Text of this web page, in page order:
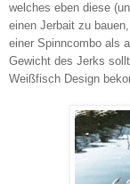
welches eben diese
einen Jerbait zu
einer Spinncombo als
Gewicht des Jerks
Weißfisch Design